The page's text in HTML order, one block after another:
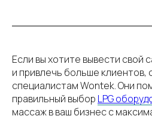
Если вы хотите вывести свой
и привлечь больше клиентов,
специалистам Wontek. Они
правильный выбор LPG
массаж в ваш бизнес с